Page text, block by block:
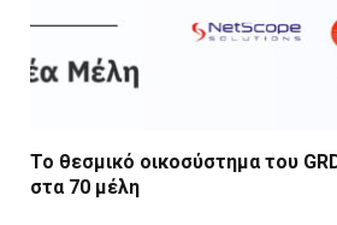
Το θεσμικό οικοσύστημα του
στα 70 μέλη